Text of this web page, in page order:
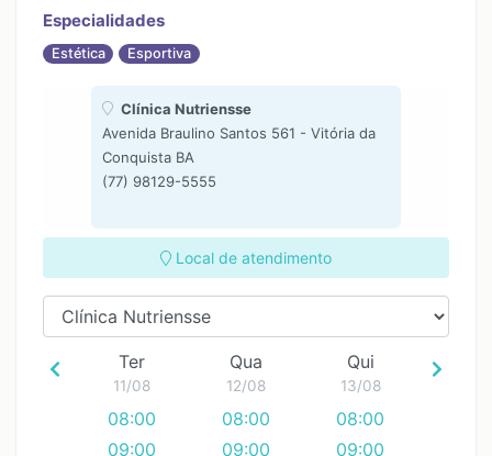
16:30
17:30
19:30
19:30
Especialidades
Estética Esportiva
Clínica Nutriensse
Avenida Braulino Santos 561 - Vitória da
Conquista BA
(77) 98129-5555
Local de atendimento
Ter
11/08
08:00
09:00
Qua
12/08
08:00
09:00
Qui
13/08
08:00
09:00